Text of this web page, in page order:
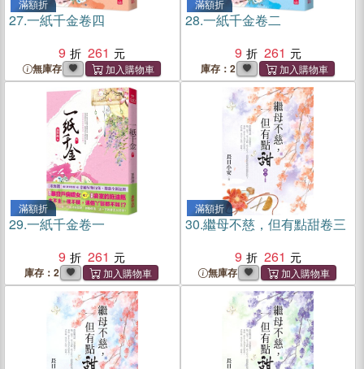
滿額折
27.一紙千金卷四
9
261
無庫存
滿額折
28.一紙千金卷二
9
261
庫存：2
滿額折
29.一紙千金卷一
9
261
庫存：2
滿額折
30.繼母不慈，但有點甜卷三
9
261
無庫存